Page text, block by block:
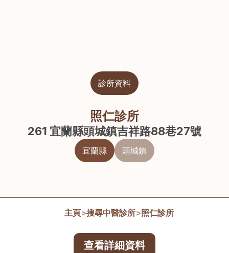
診所資料
照仁診所
261 宜蘭縣頭城鎮吉祥路88巷27號
宜蘭縣 頭城鎮
主頁>搜尋中醫診所>照仁診所
查看詳細資料